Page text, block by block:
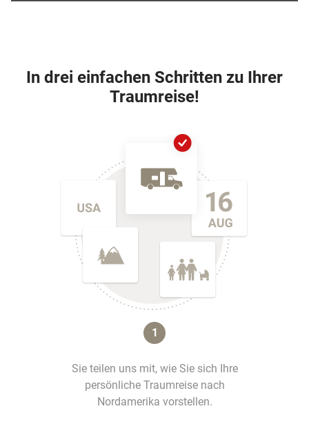
In drei einfachen Schritten zu Ihrer
Traumreise!
1
Sie teilen uns mit, wie Sie sich Ihre
persönliche Traumreise nach
Nordamerika vorstellen.